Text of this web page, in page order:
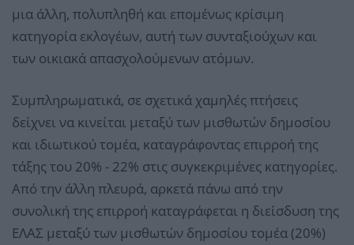
μια άλλη, πολυπληθή και επομένως κρίσιμη
κατηγορία εκλογέων, αυτή των συνταξιούχων και
των οικιακά απασχολούμενων ατόμων.
Συμπληρωματικά, σε σχετικά χαμηλές πτήσεις
δείχνει να κινείται μεταξύ των μισθωτών δημοσίου
και ιδιωτικού τομέα, καταγράφοντας επιρροή της
τάξης του 20% - 22% στις συγκεκριμένες κατηγορίες.
Από την άλλη πλευρά, αρκετά πάνω από την
συνολική της επιρροή καταγράφεται η διείσδυση της
ΕΛΑΣ μεταξύ των μισθωτών δημοσίου τομέα (20%)